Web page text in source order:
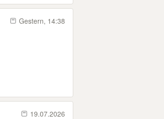
Gestern, 14:38
19.07.2026